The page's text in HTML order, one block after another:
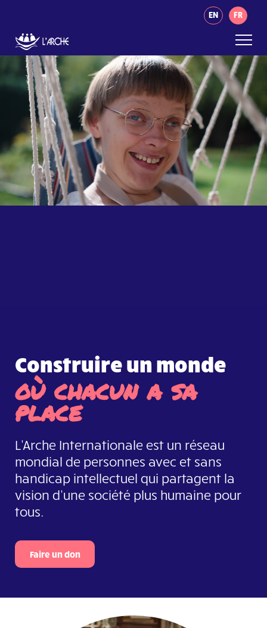
EN FR
Construire un monde
où chacun a sa
place
L'Arche Internationale est un réseau
mondial de personnes avec et sans
handicap intellectuel qui partagent la
vision d’une société plus humaine pour
tous.
Faire un don